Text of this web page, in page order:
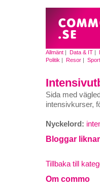
Allmänt | Data & IT |
Politik | Resor | Sport
Sida med
intensivkurser,
Nyckelord:
Bloggar
Tillbaka till
Om commo